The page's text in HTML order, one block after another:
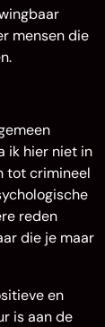
mensen die
ik hier niet in
tot crimineel
reden
die je maar
en
is aan de